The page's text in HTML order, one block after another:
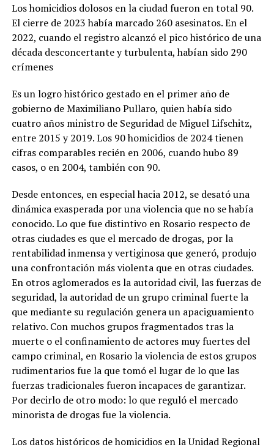
Los homicidios dolosos en la ciudad fueron en total 90.
El cierre de 2023 había marcado 260 asesinatos. En el
2022, cuando el registro alcanzó el pico histórico de una
década desconcertante y turbulenta, habían sido 290
crímenes
Es un logro histórico gestado en el primer año de
gobierno de Maximiliano Pullaro, quien había sido
cuatro años ministro de Seguridad de Miguel Lifschitz,
entre 2015 y 2019. Los 90 homicidios de 2024 tienen
cifras comparables recién en 2006, cuando hubo 89
casos, o en 2004, también con 90.
Desde entonces, en especial hacia 2012, se desató una
dinámica exasperada por una violencia que no se había
conocido. Lo que fue distintivo en Rosario respecto de
otras ciudades es que el mercado de drogas, por la
rentabilidad inmensa y vertiginosa que generó, produjo
una confrontación más violenta que en otras ciudades.
En otros aglomerados es la autoridad civil, las fuerzas de
seguridad, la autoridad de un grupo criminal fuerte la
que mediante su regulación genera un apaciguamiento
relativo. Con muchos grupos fragmentados tras la
muerte o el confinamiento de actores muy fuertes del
campo criminal, en Rosario la violencia de estos grupos
rudimentarios fue la que tomó el lugar de lo que las
fuerzas tradicionales fueron incapaces de garantizar.
Por decirlo de otro modo: lo que reguló el mercado
minorista de drogas fue la violencia.
Los datos históricos de homicidios en laUnidad Regional